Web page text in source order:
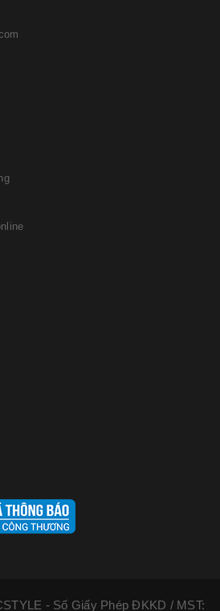
- Số Giấy Phép ĐKKD / MST: